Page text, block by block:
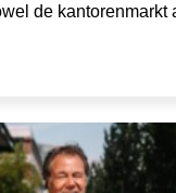
de kantorenmarkt
Kantorenmarkt: